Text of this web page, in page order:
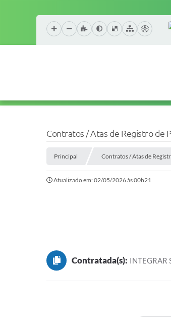
Contratos / Atas de Registro de
Principal Contratos / Atas de
Atualizado em: 02/05/2026 às 00h21
Contratada(s): INTEGRAR